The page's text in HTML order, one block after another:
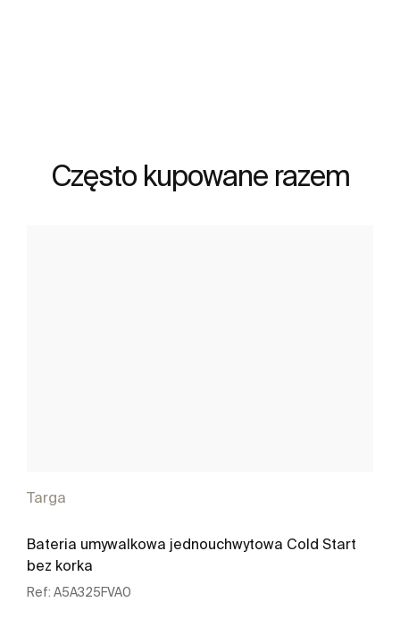
Często kupowane razem
Targa
Bateria umywalkowa jednouchwytowa Cold Start
bez korka
Ref: A5A325FVA0